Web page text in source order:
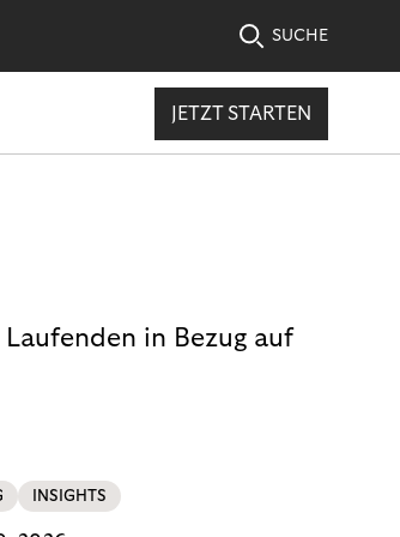
SUCHE
JETZT STARTEN
in Bezug auf
INSIGHTS